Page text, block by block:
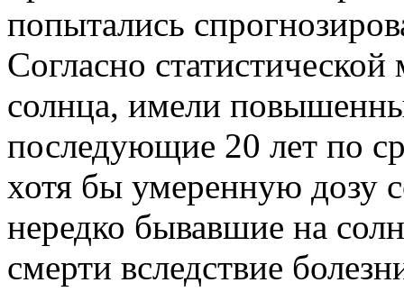
попытались
Согласно
солнца, имели
последующие 20 лет по
хотя бы умеренную дозу
нередко бывавшие на
смерти вследствие